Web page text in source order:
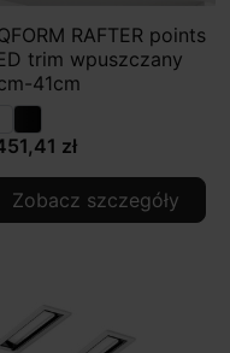
RAFTER points
trim wpuszczany
41cm
zł
Zobacz szczegóły